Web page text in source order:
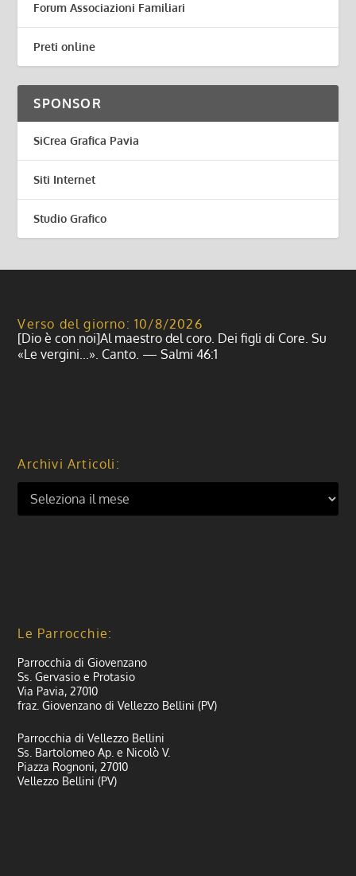
Forum Associazioni Familiari
Preti online
SPONSOR
SiCrea Grafica Pavia
Siti Internet
Studio Grafico
Verso del giorno: 10/8/2026
[Dio è con noi]Al maestro del coro. Dei figli di Core. Su
«Le vergini...». Canto. — Salmi 46:1
Archivi Articoli:
Le Parrocchie:
Parrocchia di Giovenzano
Ss. Gervasio e Protasio
Via Pavia, 27010
fraz. Giovenzano di Vellezzo Bellini (PV)
Parrocchia di Vellezzo Bellini
Ss. Bartolomeo Ap. e Nicolò V.
Piazza Rognoni, 27010
Vellezzo Bellini (PV)